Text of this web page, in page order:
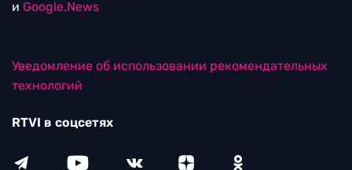
и Google.News
Уведомление об использовании рекомендательных
технологий
RTVI в соцсетях